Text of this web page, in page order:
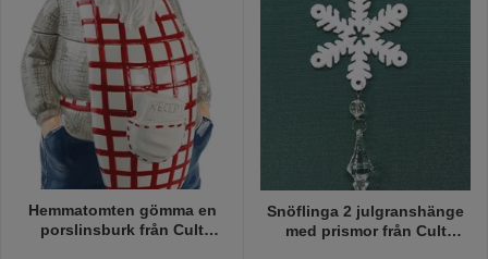
Hemmatomten gömma en
porslinsburk från Cult
Snöflinga 2 julgranshänge
med prismor från Cult